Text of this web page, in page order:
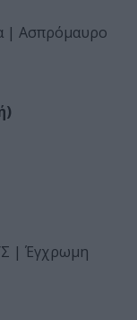
| Ασπρόμαυρο
| Έγχρωμη